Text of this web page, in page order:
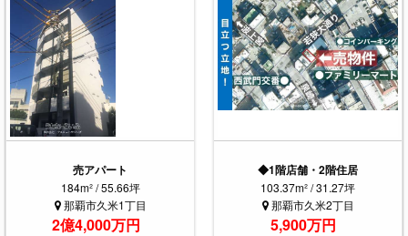
売アパート
184m² / 55.66坪
那覇市久米1丁目
2億4,000万円
◆1階店舗・2階住居
103.37m² / 31.27坪
那覇市久米2丁目
5,900万円